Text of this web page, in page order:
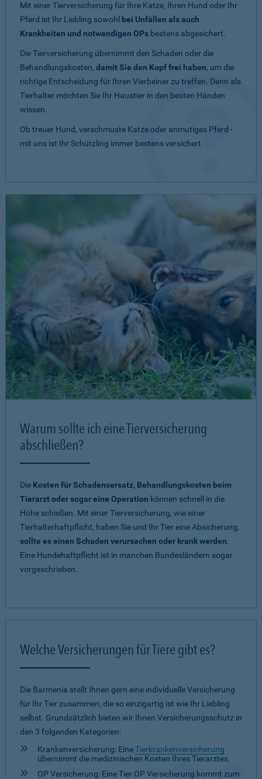
Mit einer Tierversicherung für Ihre Katze, Ihren Hund oder Ihr
Pferd ist Ihr Liebling sowohl
bei Unfällen als auch
Krankheiten und notwendigen OPs bestens abgesichert.
Die Tierversicherung übernimmt den Schaden oder die
Behandlungskosten, damit Sie den Kopf frei haben, um die
richtige Entscheidung für Ihren Vierbeiner zu treffen. Denn als
Tierhalter möchten Sie Ihr Haustier in den besten Händen
wissen.
Ob treuer Hund, verschmuste Katze oder anmutiges Pferd -
mit uns ist Ihr Schützling immer bestens versichert.
Warum sollte ich eine Tierversicherung
abschließen?
Die Kosten für Schadensersatz, Behandlungskosten beim
Tierarzt oder sogar eine Operation können schnell in die
Höhe schießen. Mit einer Tierversicherung, wie einer
Tierhalterhaftpflicht, haben Sie und Ihr Tier eine Absicherung,
sollte es einen Schaden verursachen oder krank werden.
Eine Hundehaftpflicht ist in manchen Bundesländern sogar
vorgeschrieben.
Welche Versicherungen für Tiere gibt es?
Die Barmenia stellt Ihnen gern eine individuelle Versicherung
für Ihr Tier zusammen, die so einzigartig ist wie Ihr Liebling
selbst. Grundsätzlich bieten wir Ihnen Versicherungsschutz in
den 3 folgenden Kategorien:
Krankenversicherung: EineTierkrankenversicherung
übernimmt die medizinischen Kosten Ihres Tierarztes.
OP Versicherung: Eine Tier OP Versicherung kommt zum